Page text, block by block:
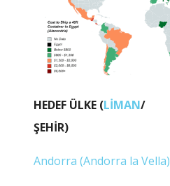
HEDEF ÜLKE (LIMAN/
ŞEHIR)
HEDEF ÜLKE (LIMAN /
Andorra (Andorra la Vella)